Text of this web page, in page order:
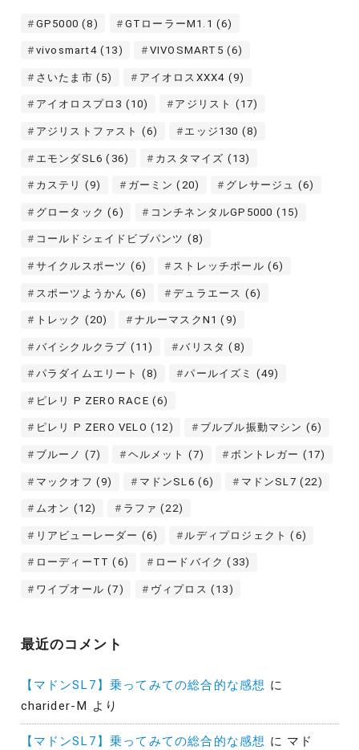
GP5000 (8) GTローラーM1.1 (6)
vivosmart4(13) VIVOSMART5 (6)
さいたま市 (5) アイオロスXXX4 (9)
アイオロスプロ3 (10) アジリスト (17)
アジリストファスト (6) エッジ130 (8)
エモンダSL6 (36) カスタマイズ (13)
カステリ (9) ガーミン (20) グレサージュ (6)
グロータック (6) コンチネンタルGP5000 (15)
コールドシェイドビブパンツ (8)
サイクルスポーツ (6) ストレッチポール (6)
スポーツようかん (6) デュラエース (6)
トレック (20) ナルーマスクN1 (9)
バイシクルクラブ (11) バリスタ (8)
パラダイムエリート (8) パールイズミ (49)
ピレリ P ZERO RACE (6)
ピレリ P ZERO VELO (12) ブルブル振動マシン (6)
ブルーノ (7) ヘルメット (7) ボントレガー (17)
マックオフ (9) マドンSL6 (6) マドンSL7 (22)
ムオン (12) ラファ (22)
リアビューレーダー (6) ルディプロジェクト (6)
ローディーTT (6) ロードバイク (33)
ワイプオール (7) ヴィプロス (13)
最近のコメント
【マドンSL7】乗ってみての総合的な感想 に
charider-M
より
【マドンSL7】乗ってみての総合的な感想 に マド